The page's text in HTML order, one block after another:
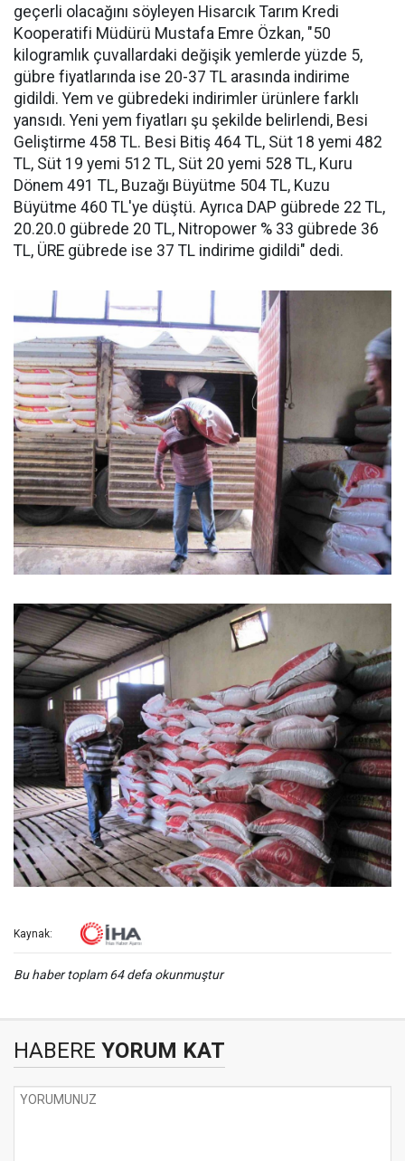
geçerli olacağını söyleyen Hisarcık Tarım Kredi
Kooperatifi Müdürü Mustafa Emre Özkan, "50
kilogramlık çuvallardaki değişik yemlerde yüzde 5,
gübre fiyatlarında ise 20-37 TL arasında indirime
gidildi. Yem ve gübredeki indirimler ürünlere farklı
yansıdı. Yeni yem fiyatları şu şekilde belirlendi, Besi
Geliştirme 458 TL. Besi Bitiş 464 TL, Süt 18 yemi 482
TL, Süt 19 yemi 512 TL, Süt 20 yemi 528 TL, Kuru
Dönem 491 TL, Buzağı Büyütme 504 TL, Kuzu
Büyütme 460 TL'ye düştü. Ayrıca DAP gübrede 22 TL,
20.20.0 gübrede 20 TL, Nitropower % 33 gübrede 36
TL, ÜRE gübrede ise 37 TL indirime gidildi" dedi.
Kaynak:
Bu haber toplam 64 defa okunmuştur
HABERE YORUM KAT